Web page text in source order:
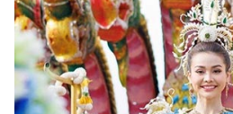
คอร์ส
ออนไลน์
เรียน
เลข
ออนไลน์